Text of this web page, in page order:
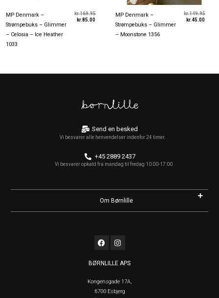
MP Denmark –
Strømpebuks – Glimmer
– Celosia – Ice Heather
1033
kr.169.95
kr.85.00
MP Denmark –
Strømpebuks – Glimmer
– Moonstone 1356
kr.149.95
kr.45.00
Send en besked
Vi besvarer alle henvendelser indenfor 24 timer.
+45 2889 2437
Vi besvarer opkald fra mandag til fredag 10:00-17:00
Om Børnlille
F
a
e
b
o
k
I
n
t
a
r
a
BØRNLILLE APS
Kongensgade 17A,
6700 Esbjerg